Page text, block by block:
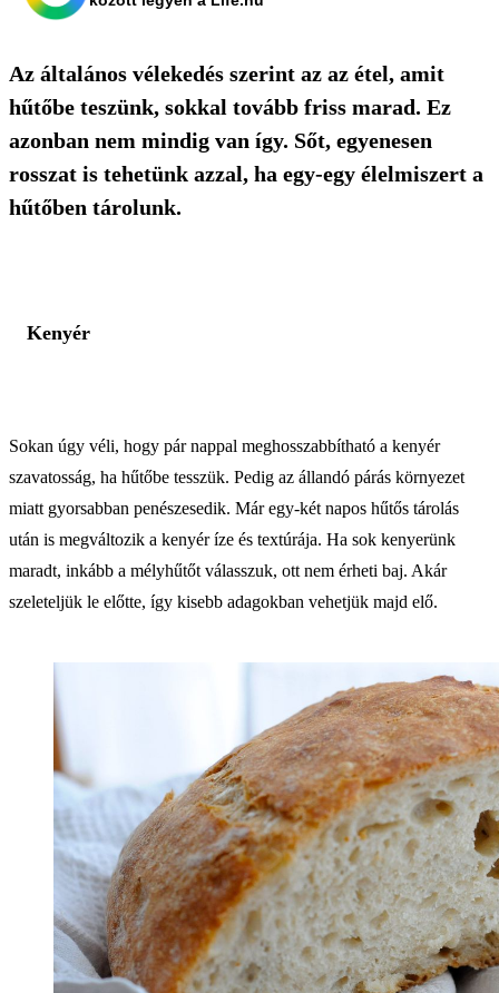
Az általános vélekedés szerint az az étel, amit
hűtőbe teszünk, sokkal tovább friss marad. Ez
azonban nem mindig van így. Sőt, egyenesen
rosszat is tehetünk azzal, ha egy-egy élelmiszert a
hűtőben tárolunk.
Kenyér
Sokan úgy véli, hogy pár nappal meghosszabbítható a kenyér
szavatosság, ha hűtőbe tesszük. Pedig az állandó párás környezet
miatt gyorsabban penészesedik. Már egy-két napos hűtős tárolás
után is megváltozik a kenyér íze és textúrája. Ha sok kenyerünk
maradt, inkább a mélyhűtőt válasszuk, ott nem érheti baj. Akár
szeleteljük le előtte, így kisebb adagokban vehetjük majd elő.